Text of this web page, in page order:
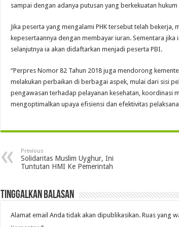
sampai dengan adanya putusan yang berkekuatan
Jika peserta yang mengalami PHK tersebut telah
kepesertaannya dengan membayar iuran. Sementara
selanjutnya ia akan didaftarkan menjadi peserta PBI.
“Perpres Nomor 82 Tahun 2018 juga mendorong
melakukan perbaikan di berbagai aspek, mulai dari sisi
pengawasan terhadap pelayanan kesehatan, koordinasi
mengoptimalkan upaya efisiensi dan efektivitas
Previous
Solidaritas Muslim Uyghur, Ini
Tuntutan HMI Ke Pemerintah
Tinggalkan Balasan
Alamat email Anda tidak akan dipublikasikan. Ruas yang